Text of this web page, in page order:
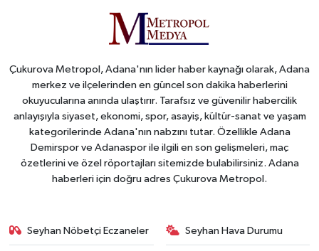
Çukurova Metropol, Adana'nın lider haber kaynağı olarak, Adana
merkez ve ilçelerinden en güncel son dakika haberlerini
okuyucularına anında ulaştırır. Tarafsız ve güvenilir habercilik
anlayışıyla siyaset, ekonomi, spor, asayiş, kültür-sanat ve yaşam
kategorilerinde Adana'nın nabzını tutar. Özellikle Adana
Demirspor ve Adanaspor ile ilgili en son gelişmeleri, maç
özetlerini ve özel röportajları sitemizde bulabilirsiniz. Adana
haberleri için doğru adres Çukurova Metropol.
Seyhan Nöbetçi Eczaneler Seyhan Hava Durumu